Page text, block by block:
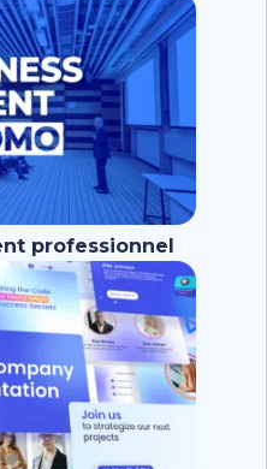
professionnel